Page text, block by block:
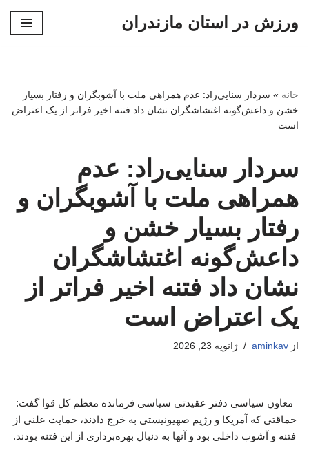
ورزش در استان مازندران
خانه » سردار سنایی‌راد: عدم همراهی ملت با آشوبگران و رفتار بسیار
خشن و داعش‌گونه اغتشاشگران نشان داد فتنه اخیر فراتر از یک اعتراض
است
سردار سنایی‌راد: عدم
همراهی ملت با آشوبگران و
رفتار بسیار خشن و
داعش‌گونه اغتشاشگران
نشان داد فتنه اخیر فراتر از
یک اعتراض است
از aminkav ژانویه 23, 2026
معاون سیاسی دفتر عقیدتی سیاسی فرمانده معظم کل قوا گفت:
حماقتی که آمریکا و رژیم صهیونیستی به خرج دادند، حمایت علنی از
فتنه و آشوب داخلی بود و آنها به دنبال بهره‌برداری از این فتنه بودند.